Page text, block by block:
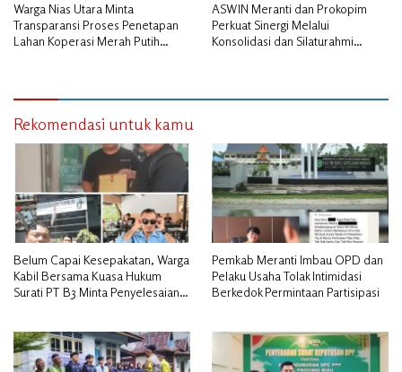
Warga Nias Utara Minta
Transparansi Proses Penetapan
Lahan Koperasi Merah Putih
ASWIN Meranti dan Prokopim
Perkuat Sinergi Melalui
Konsolidasi dan Silaturahmi
Rekomendasi untuk kamu
Belum Capai Kesepakatan, Warga
Kabil Bersama Kuasa Hukum
Surati PT B3 Minta Penyelesaian
Pemkab Meranti Imbau OPD dan
Pelaku Usaha Tolak Intimidasi
Berkedok Permintaan Partisipasi